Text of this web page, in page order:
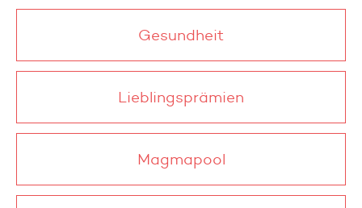
Gesundheit
Lieblingsprämien
Magmapool